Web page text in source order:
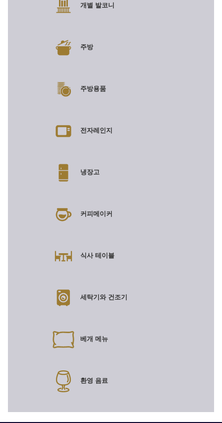
개별 발코니
주방
주방용품
전자레인지
냉장고
커피메이커
식사 테이블
세탁기와 건조기
베개 메뉴
환영 음료